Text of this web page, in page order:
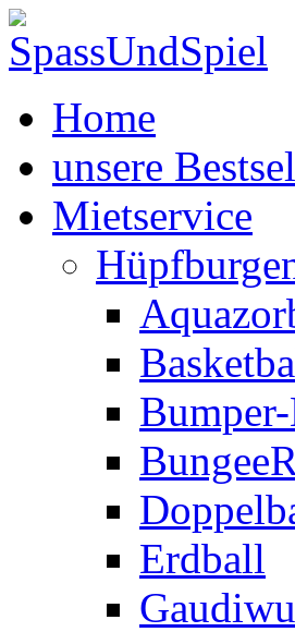
Home
unsere
Mietservice
Erdball